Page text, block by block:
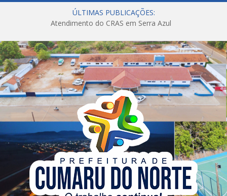
ÚLTIMAS PUBLICAÇÕES:
Atendimento do CRAS em Serra Azul